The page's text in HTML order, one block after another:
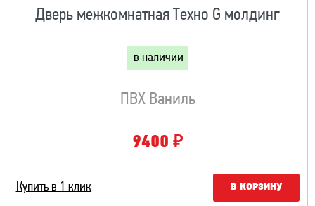
Дверь межкомнатная Техно G молдинг
в наличии
ПВХ Ваниль
9400 ₽
Купить в 1 клик В КОРЗИНУ